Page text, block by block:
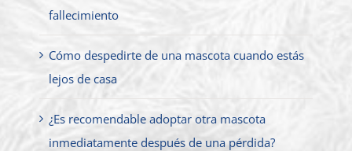
fallecimiento
Cómo despedirte de una mascota cuando estás
lejos de casa
¿Es recomendable adoptar otra mascota
inmediatamente después de una pérdida?